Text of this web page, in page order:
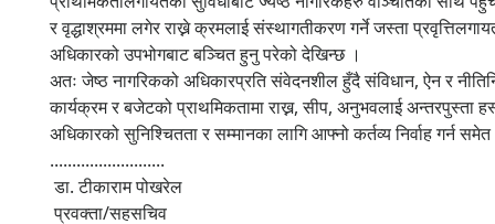
र वृद्धाश्रममा लगेर राख्ने क्रमलाई संस्थागतीकरण गर्ने जस्ता
अधिकारको उपभोगबाट बञ्चित हुनु परेको देखिन्छ ।
अतः जेष्ठ नागरिकको अधिकारप्रति संवेदनशील हुँदै संविधान, ऐन र
कार्यक्रम र बजेटको प्राथमिकतामा राख्न, सीप, अनुभवलाई अन्तरपुस्ता
अधिकारको सुनिश्चितता र सम्मानका लागि आफ्नो कर्तव्य निर्वाह गर्न
..........................
डा. टीकाराम पोखरेल
प्रवक्ता/सहसचिव